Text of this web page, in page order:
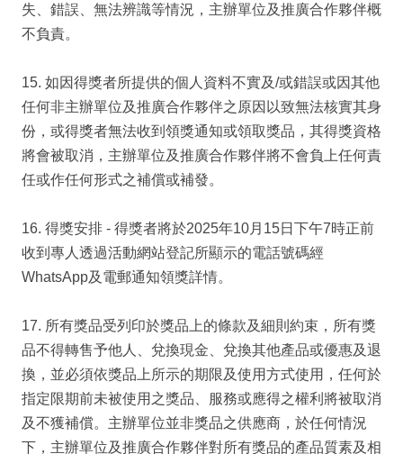
失、錯誤、無法辨識等情況，主辦單位及推廣合作夥伴概
不負責。
15. 如因得獎者所提供的個人資料不實及/或錯誤或因其他
任何非主辦單位及推廣合作夥伴之原因以致無法核實其身
份，或得獎者無法收到領獎通知或領取獎品，其得獎資格
將會被取消，主辦單位及推廣合作夥伴將不會負上任何責
任或作任何形式之補償或補發。
16. 得獎安排 - 得獎者將於2025年10月15日下午7時正前
收到專人透過活動網站登記所顯示的電話號碼經
WhatsApp及電郵通知領獎詳情。
17. 所有獎品受列印於獎品上的條款及細則約束，所有獎
品不得轉售予他人、兌換現金、兌換其他產品或優惠及退
換，並必須依獎品上所示的期限及使用方式使用，任何於
指定限期前未被使用之獎品、服務或應得之權利將被取消
及不獲補償。主辦單位並非獎品之供應商，於任何情況
下，主辦單位及推廣合作夥伴對所有獎品的產品質素及相